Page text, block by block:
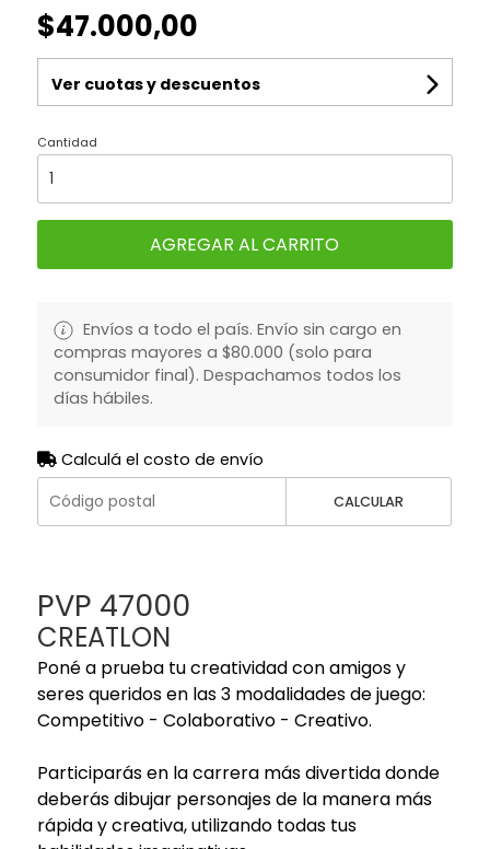
$47.000,00
Ver cuotas y descuentos
Cantidad
AGREGAR AL CARRITO
Envíos a todo el país. Envío sin cargo en
compras mayores a $80.000 (solo para
consumidor final). Despachamos todos los
días hábiles.
Calculá el costo de envío
CALCULAR
PVP 47000
CREATLON
Poné a prueba tu creatividad con amigos y
seres queridos en las 3 modalidades de juego:
Competitivo - Colaborativo - Creativo.
Participarás en la carrera más divertida donde
deberás dibujar personajes de la manera más
rápida y creativa, utilizando todas tus